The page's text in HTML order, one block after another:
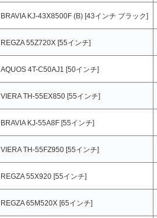
BRAVIA KJ-43X8500F (B) [43インチ ブラック]
REGZA 55Z720X [55インチ]
AQUOS 4T-C50AJ1 [50インチ]
VIERA TH-55EX850 [55インチ]
BRAVIA KJ-55A8F [55インチ]
VIERA TH-55FZ950 [55インチ]
REGZA 55X920 [55インチ]
REGZA 65M520X [65インチ]